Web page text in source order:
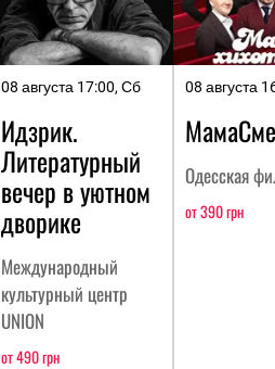
08 августа 17:00, Сб
Идзрик.
Литературный
вечер в уютном
дворике
Международный
культурный центр
UNION
от 490 грн
08 августа
Одесская
от 390 грн